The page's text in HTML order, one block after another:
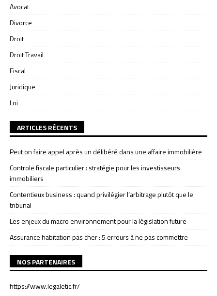
Avocat
Divorce
Droit
Droit Travail
Fiscal
Juridique
Loi
ARTICLES RÉCENTS
Peut on faire appel après un délibéré dans une affaire immobilière
Controle fiscale particulier : stratégie pour les investisseurs
immobiliers
Contentieux business : quand privilégier l’arbitrage plutôt que le
tribunal
Les enjeux du macro environnement pour la législation future
Assurance habitation pas cher : 5 erreurs à ne pas commettre
NOS PARTENAIRES
https://www.legaletic.fr/